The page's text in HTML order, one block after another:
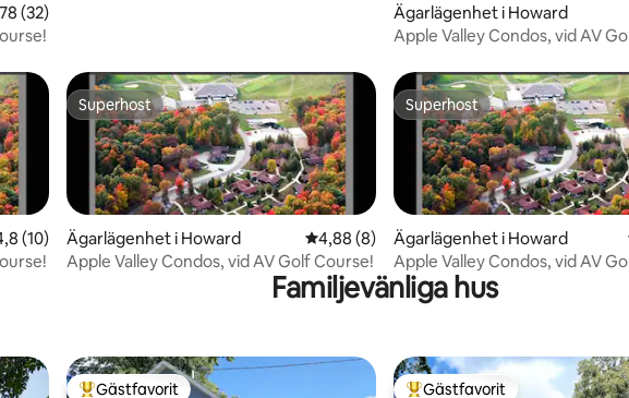
av 5 i genomsnittligt betyg, 32 omdömen
(32)
Ägarlägenhet i Howard
Apple Valley Condos, vid AV
av 5 i genomsnittligt betyg, 10 omdömen
(10)
Superhost
Superhost
Ägarlägenhet i Howard 4,88 av 5 i genomsnittligt betyg, 8
4,88 (8)
Apple Valley Condos, vid AV Golf Course!
Superhost
Superhost
Ägarlägenhet i Howard
Apple Valley Condos, vid AV
Familjevänliga hus
Gästfavorit Gästfavorit